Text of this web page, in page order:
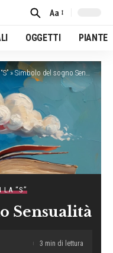
Font
Resizer
Aa
OGGETTI PIANTE
»Simbolo del sogno Sensualità
LA “S”
Sensualità
3 min di lettura